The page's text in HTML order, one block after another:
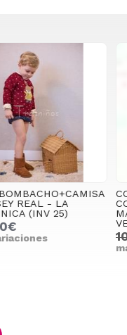
ACHICORIA
CORTO -
MONTERO (
25)
70,63€